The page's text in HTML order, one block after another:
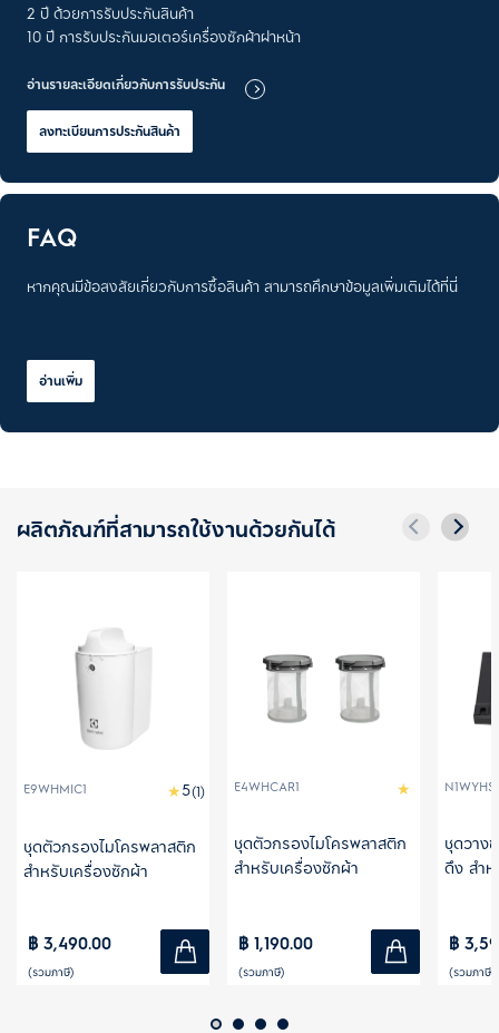
2 ปี ด้วยการรับประกันสินค้า
10 ปี การรับประกันมอเตอร์เครื่องซักผ้าฝาหน้า
อ่านรายละเอียดเกี่ยวกับการรับประกัน
ลงทะเบียนการประกันสินค้า
FAQ
หากคุณมีข้อสงสัยเกี่ยวกับการซื้อสินค้า สามารถศึกษาข้อมูลเพิ่มเติมได้ที่นี่
อ่านเพิ่ม
ผลิตภัณฑ์ที่สามารถใช้งานด้วยกันได้
E9WHMIC1 (1)
ชุดตัวกรองไมโครพลาสติก
สำหรับเครื่องซักผ้า
฿ 3,490.00
(รวมภาษี)
E4WHCAR1
ชุดตัวกรองไมโครพลาสติก
สำหรับเครื่องซักผ้า
฿ 1,190.00
(รวมภาษี)
ชุดวาง
ดึง สำห
฿
(รวมภาษี)